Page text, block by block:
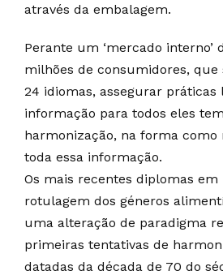
através da embalagem.
Perante um ‘mercado interno’
milhões de consumidores,
24 idiomas, assegurar práticas
informação para todos eles
harmonização, na forma como
toda essa informação.
Os mais recentes diplomas em
rotulagem dos géneros
uma alteração de paradigma
primeiras tentativas de
datadas da década de 70 do